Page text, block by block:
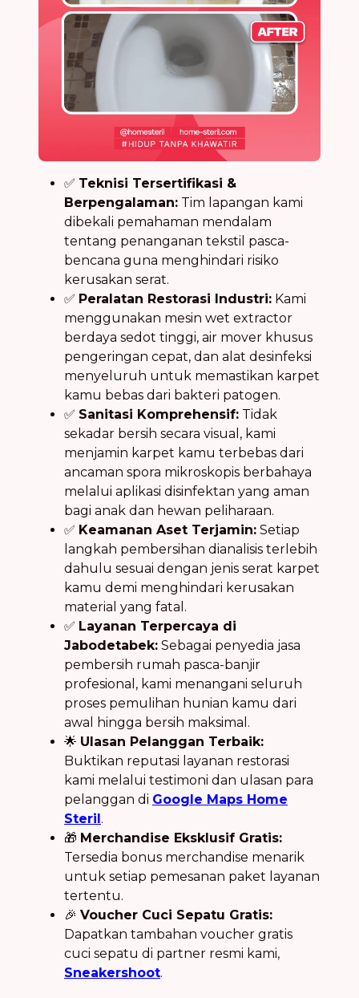
✅ Teknisi Tersertifikasi &
Berpengalaman: Tim lapangan kami
dibekali pemahaman mendalam
tentang penanganan tekstil pasca-
bencana guna menghindari risiko
kerusakan serat.
✅ Peralatan Restorasi Industri: Kami
menggunakan mesin wet extractor
berdaya sedot tinggi, air mover khusus
pengeringan cepat, dan alat desinfeksi
menyeluruh untuk memastikan karpet
kamu bebas dari bakteri patogen.
✅ Sanitasi Komprehensif: Tidak
sekadar bersih secara visual, kami
menjamin karpet kamu terbebas dari
ancaman spora mikroskopis berbahaya
melalui aplikasi disinfektan yang aman
bagi anak dan hewan peliharaan.
✅ Keamanan Aset Terjamin: Setiap
langkah pembersihan dianalisis terlebih
dahulu sesuai dengan jenis serat karpet
kamu demi menghindari kerusakan
material yang fatal.
✅ Layanan Terpercaya di
Jabodetabek: Sebagai penyedia jasa
pembersih rumah pasca-banjir
profesional, kami menangani seluruh
proses pemulihan hunian kamu dari
awal hingga bersih maksimal.
🌟 Ulasan Pelanggan Terbaik:
Buktikan reputasi layanan restorasi
kami melalui testimoni dan ulasan para
pelanggan di Google Maps Home
Steril .
🎁 Merchandise Eksklusif Gratis:
Tersedia bonus merchandise menarik
untuk setiap pemesanan paket layanan
tertentu.
🎉 Voucher Cuci Sepatu Gratis:
Dapatkan tambahan voucher gratis
cuci sepatu di partner resmi kami,
Sneakershoot.